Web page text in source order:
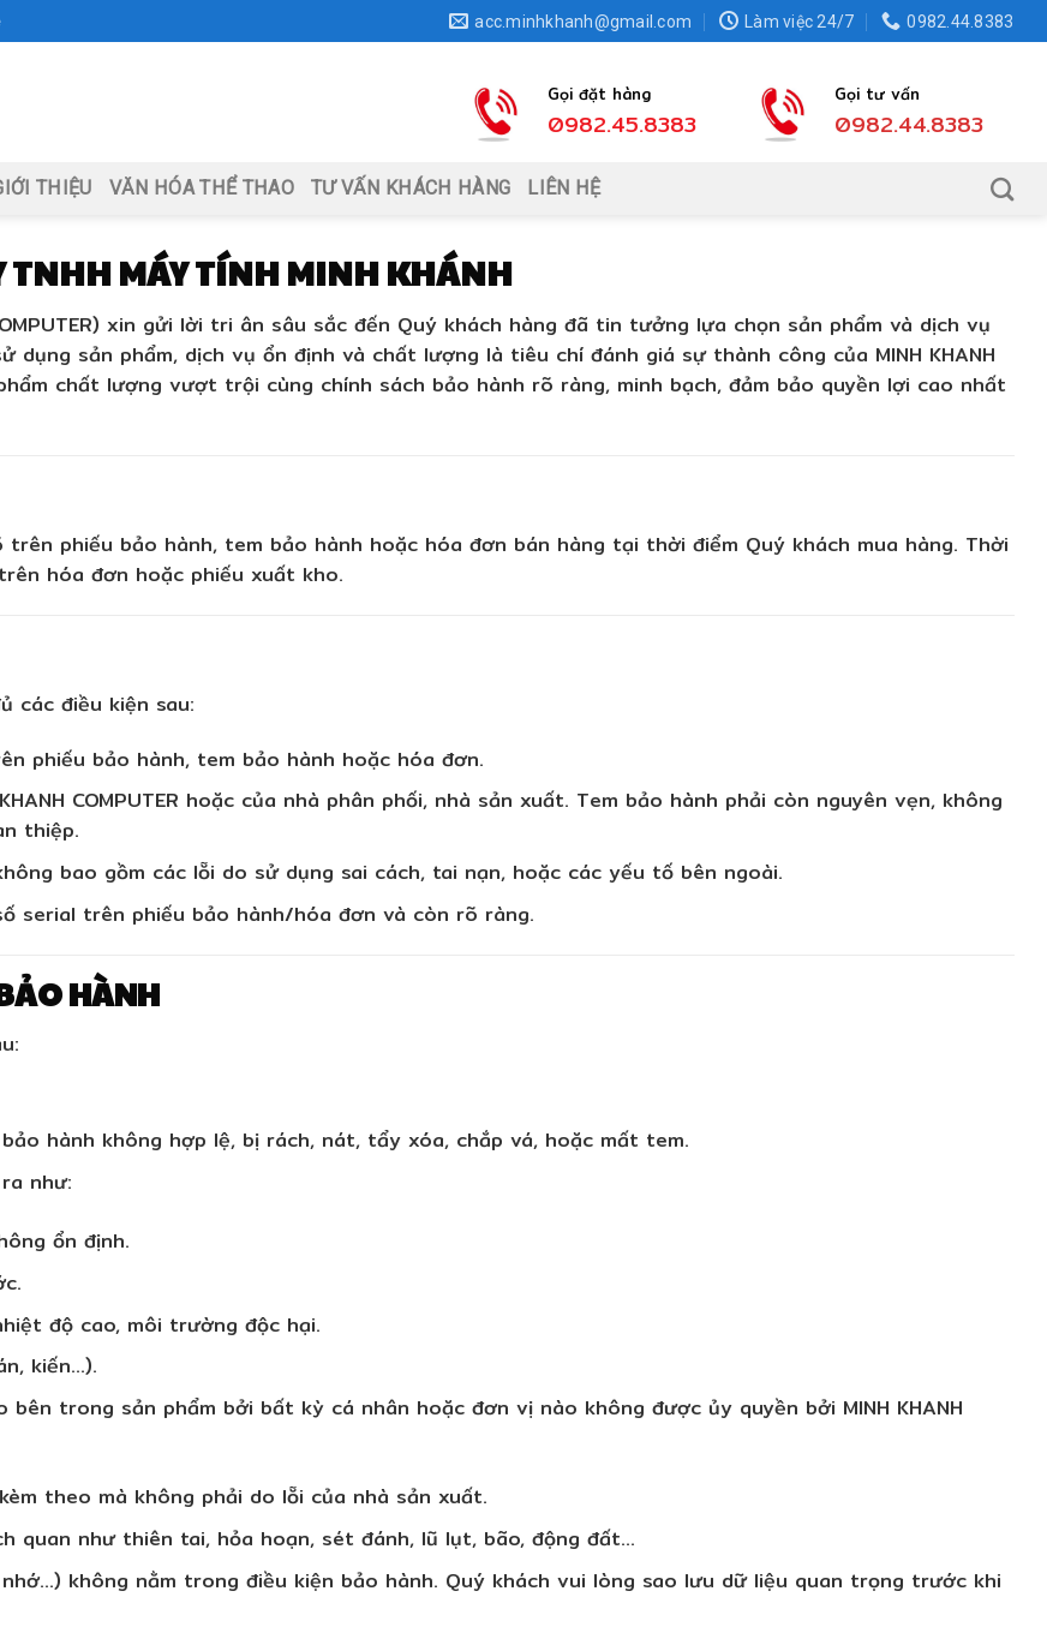
acc.minhkhanh@gmail.com Làm việc 24/7 0982.44.8383
Gọi đặt hàng
0982.45.8383
Gọi tư vấn
0982.44.8383
THIỆU VĂN HÓA THỂ THAO TƯ VẤN KHÁCH HÀNG LIÊN HỆ
TNHH MÁY TÍNH MINH KHÁNH
xin gửi lời tri ân sâu sắc đến Quý khách hàng đã tin tưởng lựa chọn sản phẩm và dịch vụ
dụng sản phẩm, dịch vụ ổn định và chất lượng là tiêu chí đánh giá sự thành công của MINH KHANH
chất lượng vượt trội cùng chính sách bảo hành rõ ràng, minh bạch, đảm bảo quyền lợi cao nhất
phiếu bảo hành, tem bảo hành hoặc hóa đơn bán hàng tại thời điểm Quý khách mua hàng. Thời
hóa đơn hoặc phiếu xuất kho.
các điều kiện sau:
phiếu bảo hành, tem bảo hành hoặc hóa đơn.
COMPUTER hoặc của nhà phân phối, nhà sản xuất. Tem bảo hành phải còn nguyên vẹn, không
thiệp.
bao gồm các lỗi do sử dụng sai cách, tai nạn, hoặc các yếu tố bên ngoài.
serial trên phiếu bảo hành/hóa đơn và còn rõ ràng.
HÀNH
hành không hợp lệ, bị rách, nát, tẩy xóa, chắp vá, hoặc mất tem.
như:
ổn định.
độ cao, môi trường độc hại.
kiến…).
trong sản phẩm bởi bất kỳ cá nhân hoặc đơn vị nào không được ủy quyền bởi MINH KHANH
theo mà không phải do lỗi của nhà sản xuất.
quan như thiên tai, hỏa hoạn, sét đánh, lũ lụt, bão, động đất…
không nằm trong điều kiện bảo hành. Quý khách vui lòng sao lưu dữ liệu quan trọng trước khi